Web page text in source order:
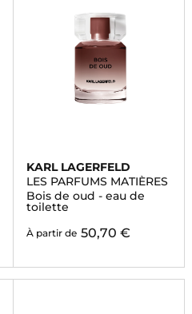
KARL LAGERFELD
LES PARFUMS MATIÈRES
Bois de oud - eau de
toilette
À partir de 50,70 €